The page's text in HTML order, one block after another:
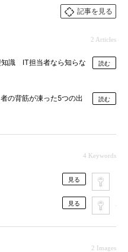
記事を見る
2 Articles
知識 IT担当者なら知らな
読む
の背筋が凍った5つの出
読む
4 Keywords
見る
見る
2 Images